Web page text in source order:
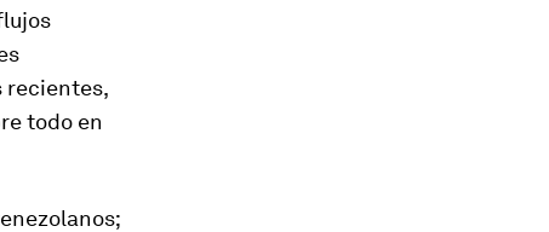
recientes,
todo en